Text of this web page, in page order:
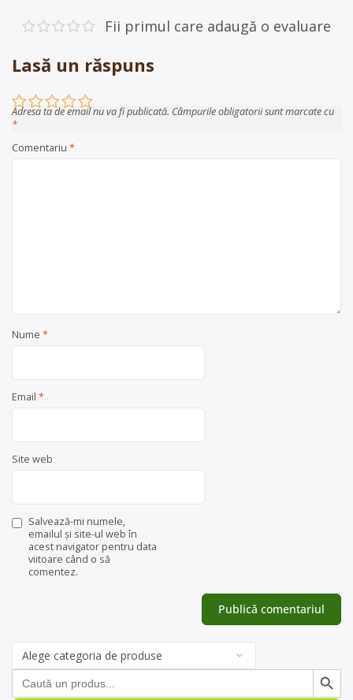
Fii primul care adaugă o evaluare
Lasă un răspuns
Adresa ta de email nu va fi publicată. Câmpurile obligatorii sunt marcate cu
*
Comentariu *
Nume *
Email *
Site web
Salvează-mi numele,
emailul și site-ul web în
acest navigator pentru data
viitoare când o să
comentez.
Categorii
de
produse
Search
for:
Search Button